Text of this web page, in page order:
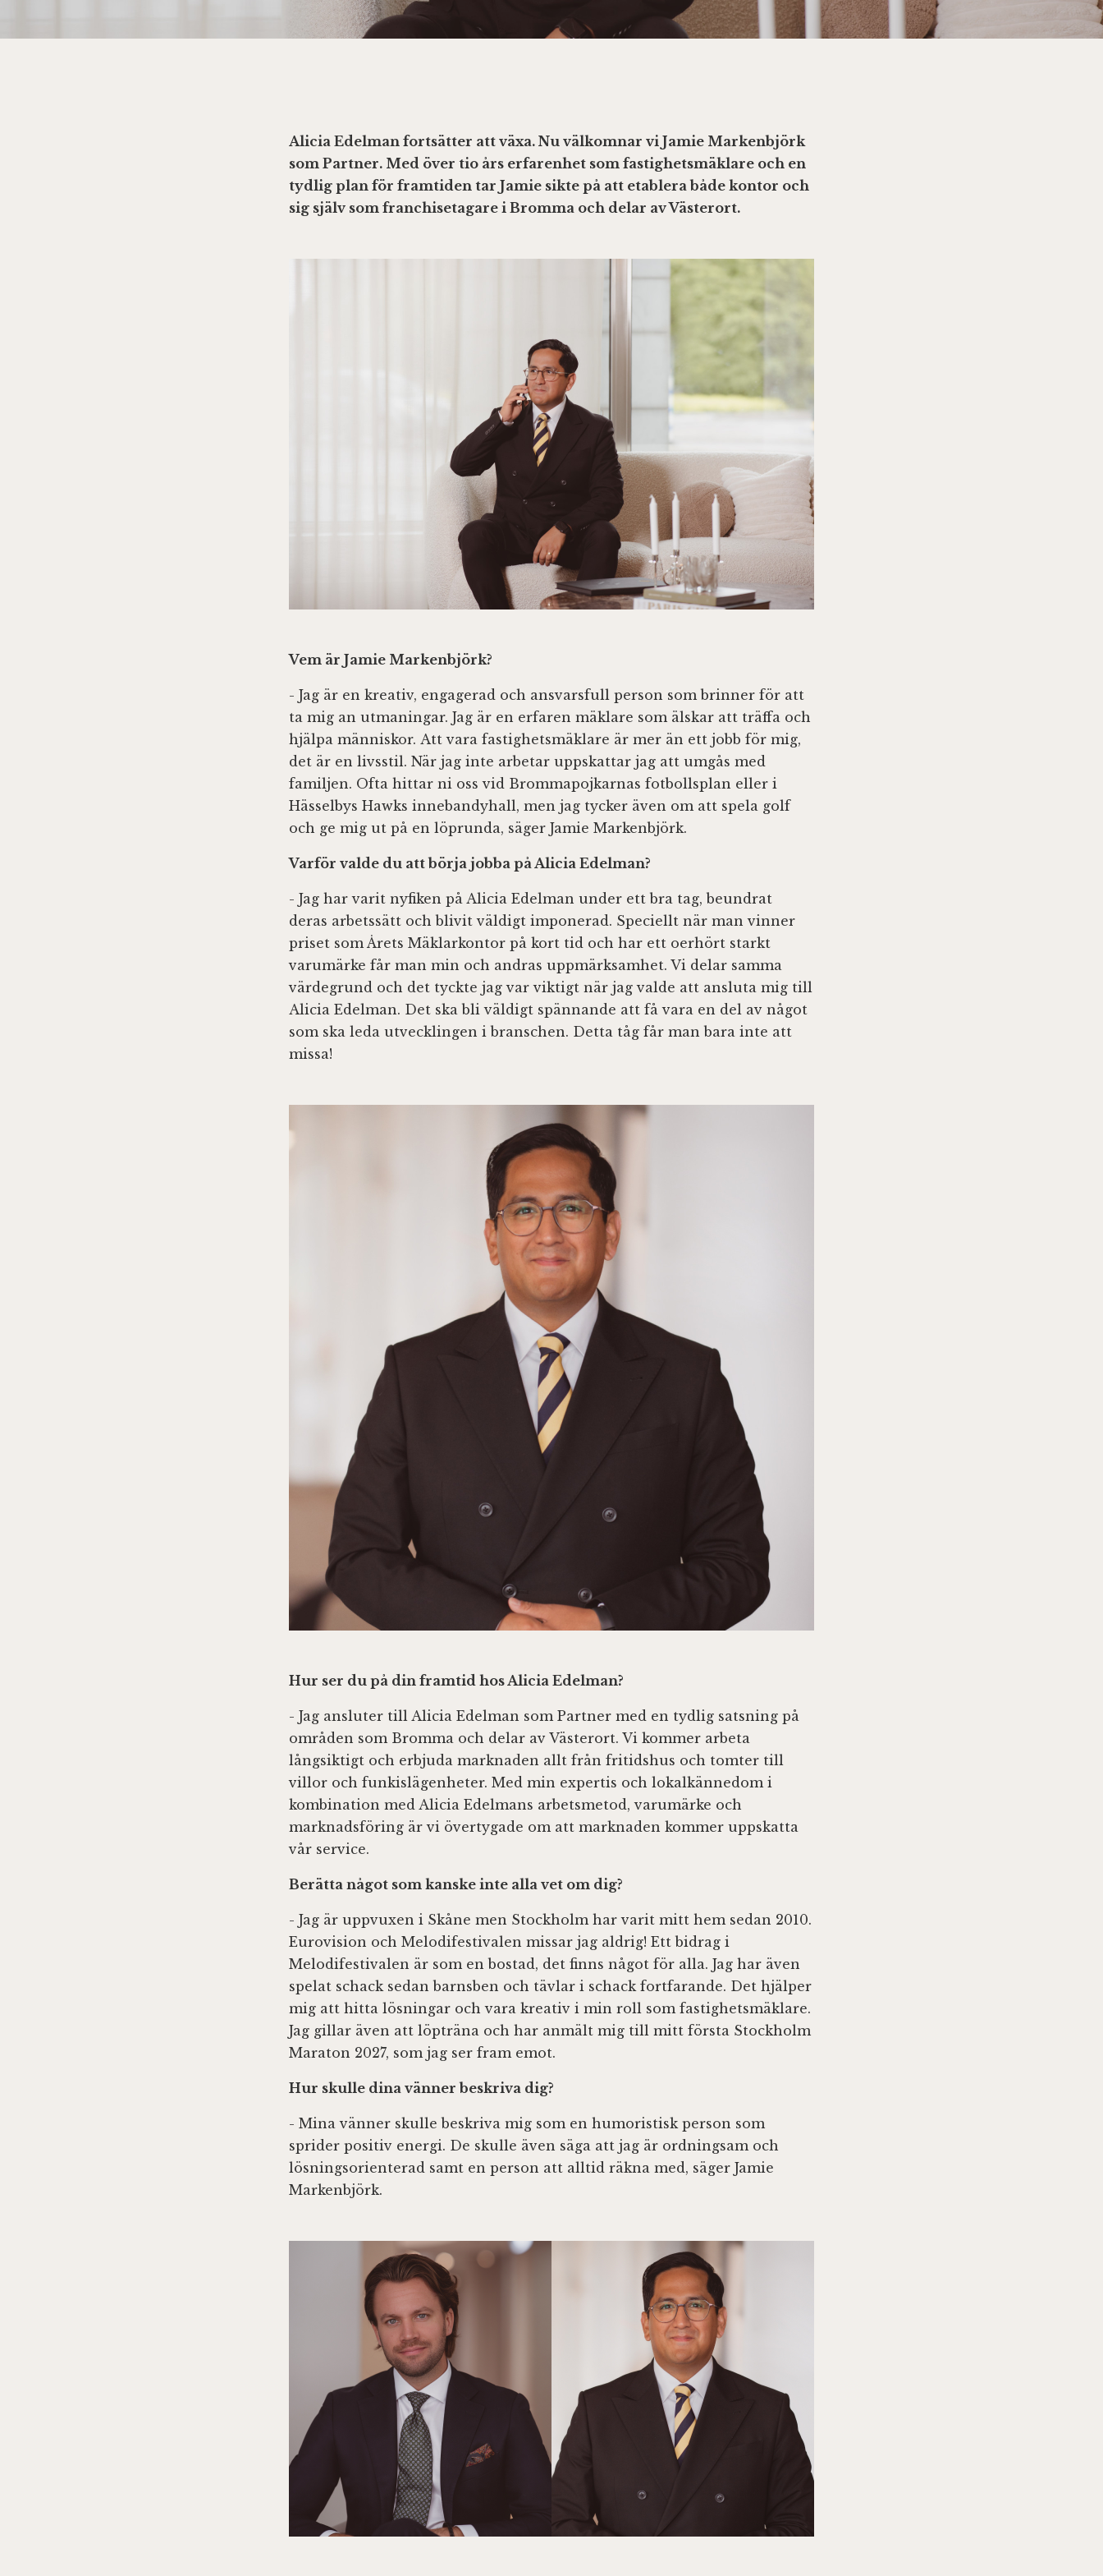
Alicia Edelman fortsätter att växa. Nu välkomnar vi Jamie Markenbjörk
som Partner. Med över tio års erfarenhet som fastighetsmäklare och en
tydlig plan för framtiden tar Jamie sikte på att etablera både kontor och
sig själv som franchisetagare i Bromma och delar av Västerort.
Vem är Jamie Markenbjörk?
- Jag är en kreativ, engagerad och ansvarsfull person som brinner för att
ta mig an utmaningar. Jag är en erfaren mäklare som älskar att träffa och
hjälpa människor. Att vara fastighetsmäklare är mer än ett jobb för mig,
det är en livsstil. När jag inte arbetar uppskattar jag att umgås med
familjen. Ofta hittar ni oss vid Brommapojkarnas fotbollsplan eller i
Hässelbys Hawks innebandyhall, men jag tycker även om att spela golf
och ge mig ut på en löprunda, säger Jamie Markenbjörk.
Varför valde du att börja jobba på Alicia Edelman?
- Jag har varit nyfiken på Alicia Edelman under ett bra tag, beundrat
deras arbetssätt och blivit väldigt imponerad. Speciellt när man vinner
priset som Årets Mäklarkontor på kort tid och har ett oerhört starkt
varumärke får man min och andras uppmärksamhet. Vi delar samma
värdegrund och det tyckte jag var viktigt när jag valde att ansluta mig till
Alicia Edelman. Det ska bli väldigt spännande att få vara en del av något
som ska leda utvecklingen i branschen. Detta tåg får man bara inte att
missa!
Hur ser du på din framtid hos Alicia Edelman?
- Jag ansluter till Alicia Edelman som Partner med en tydlig satsning på
områden som Bromma och delar av Västerort. Vi kommer arbeta
långsiktigt och erbjuda marknaden allt från fritidshus och tomter till
villor och funkislägenheter. Med min expertis och lokalkännedom i
kombination med Alicia Edelmans arbetsmetod, varumärke och
marknadsföring är vi övertygade om att marknaden kommer uppskatta
vår service.
Berätta något som kanske inte alla vet om dig?
- Jag är uppvuxen i Skåne men Stockholm har varit mitt hem sedan 2010.
Eurovision och Melodifestivalen missar jag aldrig! Ett bidrag i
Melodifestivalen är som en bostad, det finns något för alla. Jag har även
spelat schack sedan barnsben och tävlar i schack fortfarande. Det hjälper
mig att hitta lösningar och vara kreativ i min roll som fastighetsmäklare.
Jag gillar även att löpträna och har anmält mig till mitt första Stockholm
Maraton 2027, som jag ser fram emot.
Hur skulle dina vänner beskriva dig?
- Mina vänner skulle beskriva mig som en humoristisk person som
sprider positiv energi. De skulle även säga att jag är ordningsam och
lösningsorienterad samt en person att alltid räkna med, säger Jamie
Markenbjörk.